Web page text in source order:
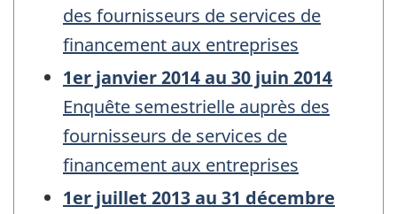
des fournisseurs de services de
financement aux entreprises
1er janvier 2014 au 30 juin 2014
Enquête semestrielle auprès des
fournisseurs de services de
financement aux entreprises
1er juillet 2013 au 31 décembre